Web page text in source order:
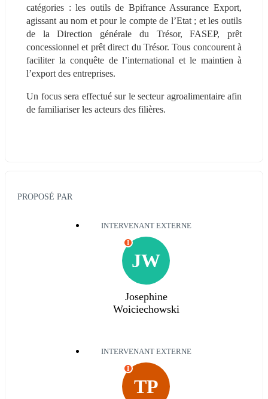
catégories : les outils de Bpifrance Assurance Export,
agissant au nom et pour le compte de l’Etat ; et les outils
de la Direction générale du Trésor, FASEP, prêt
concessionnel et prêt direct du Trésor. Tous concourent à
faciliter la conquête de l’international et le maintien à
l’export des entreprises.
Un focus sera effectué sur le secteur agroalimentaire afin
de familiariser les acteurs des filières.
PROPOSÉ PAR
INTERVENANT EXTERNE
JW
I
Josephine
Woiciechowski
INTERVENANT EXTERNE
TP
I